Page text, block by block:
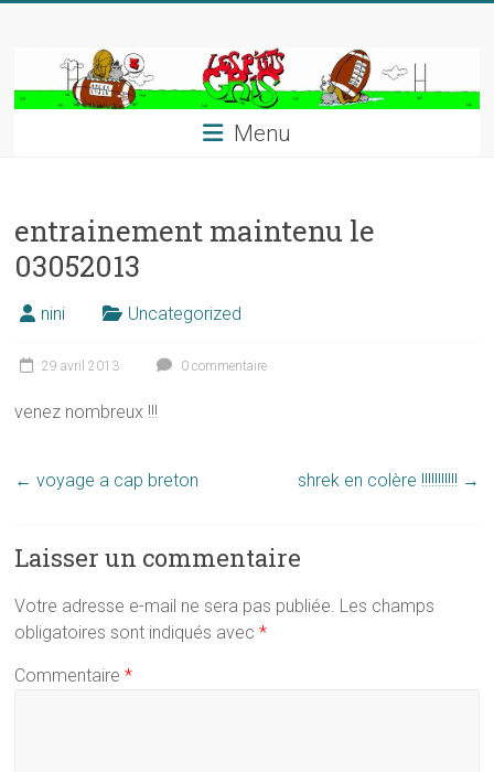
Menu
entrainement maintenu le
03052013
nini Uncategorized
29 avril 2013 0 commentaire
venez nombreux !!!
← voyage a cap breton shrek en colère !!!!!!!!!!! →
Laisser un commentaire
Votre adresse e-mail ne sera pas publiée. Les champs
obligatoires sont indiqués avec*
Commentaire*